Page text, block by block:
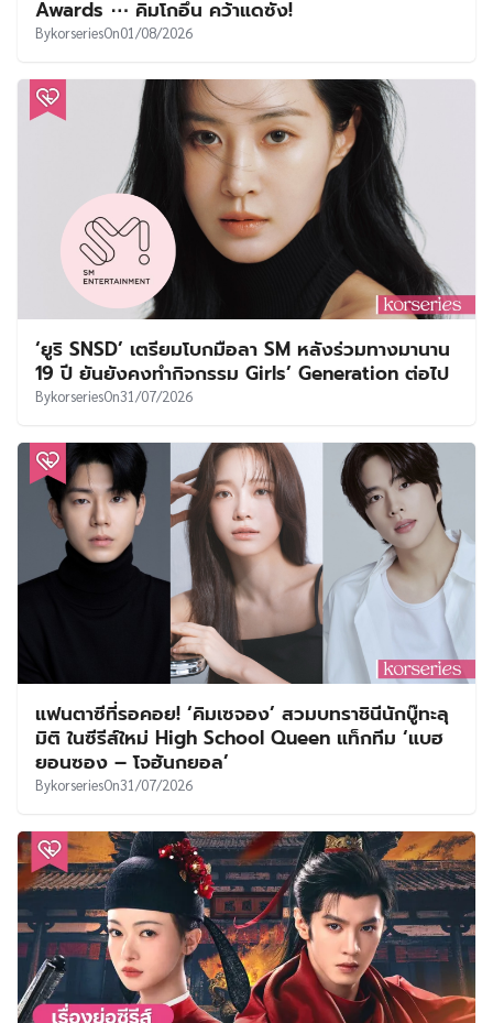
Awards ⋯ คิมโกอึน คว้าแดซัง!
BykorseriesOn01/08/2026
‘ยูริ SNSD’ เตรียมโบกมือลา SM หลังร่วมทางมานาน
19 ปี ยันยังคงทำกิจกรรม Girls’ Generation ต่อไป
BykorseriesOn31/07/2026
แฟนตาซีที่รอคอย! ‘คิมเซจอง’ สวมบทราชินีนักบู๊ทะลุ
มิติ ในซีรีส์ใหม่ High School Queen แท็กทีม ‘แบฮ
ยอนซอง – โจฮันกยอล’
BykorseriesOn31/07/2026